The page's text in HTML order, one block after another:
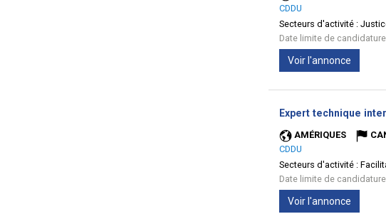
CDDU
Secteurs d'activité :
Date limite de
Voir l'annonce
Expert technique
AMÉRIQUES
CDDU
Secteurs d'activité :
Date limite de
Voir l'annonce